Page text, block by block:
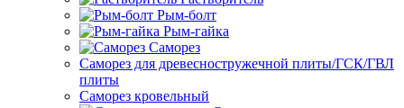
Рым-болт
Рым-гайка
Саморез
Саморез для древесностружечной плиты/ГСК/ГВЛ
плиты
Саморез кровельный